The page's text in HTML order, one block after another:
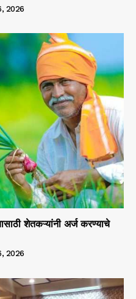
2026
शेतकऱ्यांनी अर्ज करण्याचे
2026